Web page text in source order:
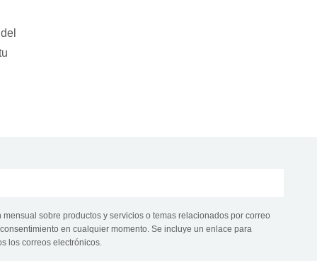
sobre productos y servicios o temas relacionados por correo
en cualquier momento. Se incluye un enlace para
los correos electrónicos.